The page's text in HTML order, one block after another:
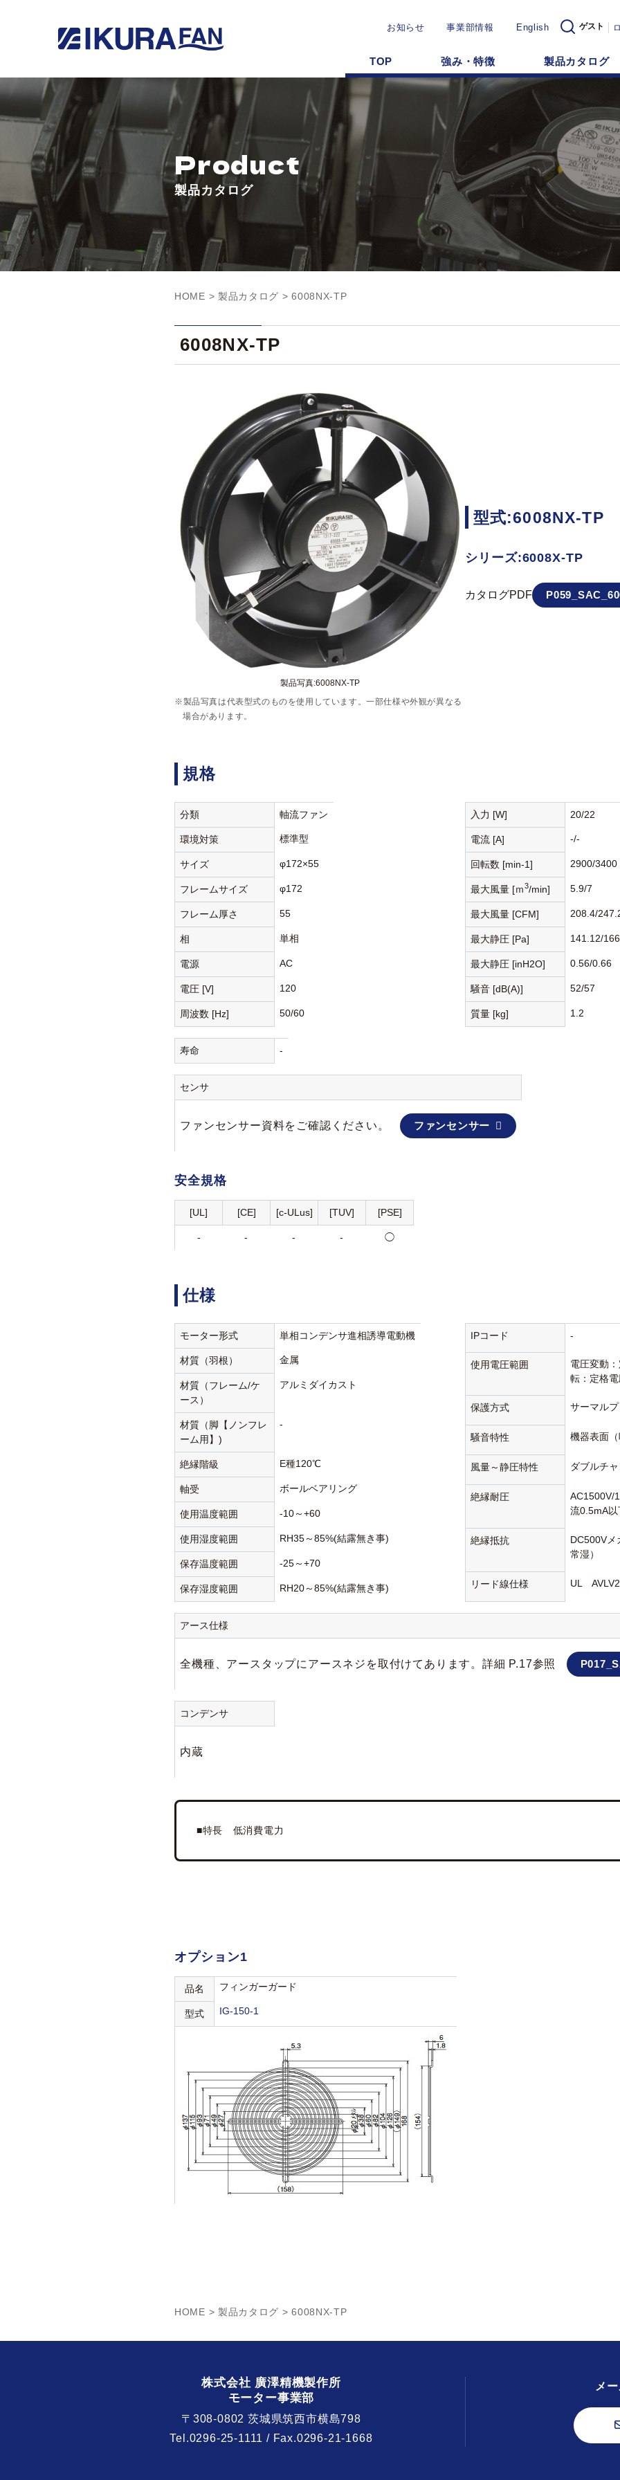
お知らせ 事業部情報 English ゲスト
TOP 強み・特徴 製品カタログ
Product
製品カタログ
HOME > 製品カタログ > 6008NX-TP
6008NX-TP
製品写真:6008NX-TP
※製品写真は代表型式のものを使用しています。一部仕様や外観が異なる
場合があります。
型式:6008NX-TP
シリーズ:6008X-TP
カタログPDF
規格
分類 軸流ファン
環境対策 標準型
サイズ φ172×55
フレームサイズ φ172
フレーム厚さ 55
相 単相
電源 AC
電圧 [V] 120
周波数 [Hz] 50/60
入力 [W] 20/22
電流 [A] -/-
回転数 [min-1] 2900/3400
最大風量 [ｍ3/min] 5.9/7
最大風量 [CFM] 208.4/
最大静圧 [Pa] 141.12/
最大静圧 [inH2O] 0.56/0.66
騒音 [dB(A)] 52/57
質量 [kg] 1.2
寿命 -
センサ
ファンセンサー資料をご確認ください。 ファンセンサー
安全規格
[UL] [CE] [c-ULus] [TUV] [PSE]
- - - - ◯
仕様
モーター形式 単相コンデンサ進相誘導電動機
材質（羽根） 金属
材質（フレーム/ケ
ース）
アルミダイカスト
材質（脚【ノンフレ
ーム用】)
-
絶縁階級 E種120℃
軸受 ボールベアリング
使用温度範囲 -10～+60
使用湿度範囲 RH35～85%(結露無き事)
保存温度範囲 -25～+70
保存湿度範囲 RH20～85%(結露無き事)
IPコード -
使用電圧範囲
電圧変動
転：定格
保護方式 サーマル
騒音特性 機器表面
風量～静圧特性 ダブルチ
絶縁耐圧
AC1500V/
流0.5mA
絶縁抵抗
DC500V
常湿）
リード線仕様 UL
アース仕様
全機種、アースタップにアースネジを取付けてあります。詳細 P.17参照
コンデンサ
内蔵
■特長 低消費電力
オプション1
品名 フィンガーガード
型式 IG-150-1
HOME > 製品カタログ > 6008NX-TP
メ
株式会社 廣澤精機製作所
モーター事業部
〒308-0802 茨城県筑西市横島798
Tel.0296-25-1111 / Fax.0296-21-1668